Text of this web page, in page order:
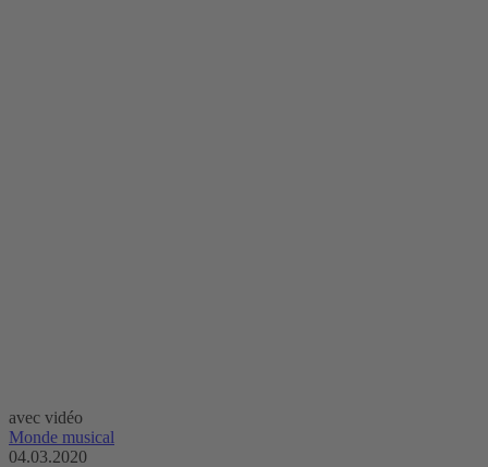
avec vidéo
Monde musical
04.03.2020